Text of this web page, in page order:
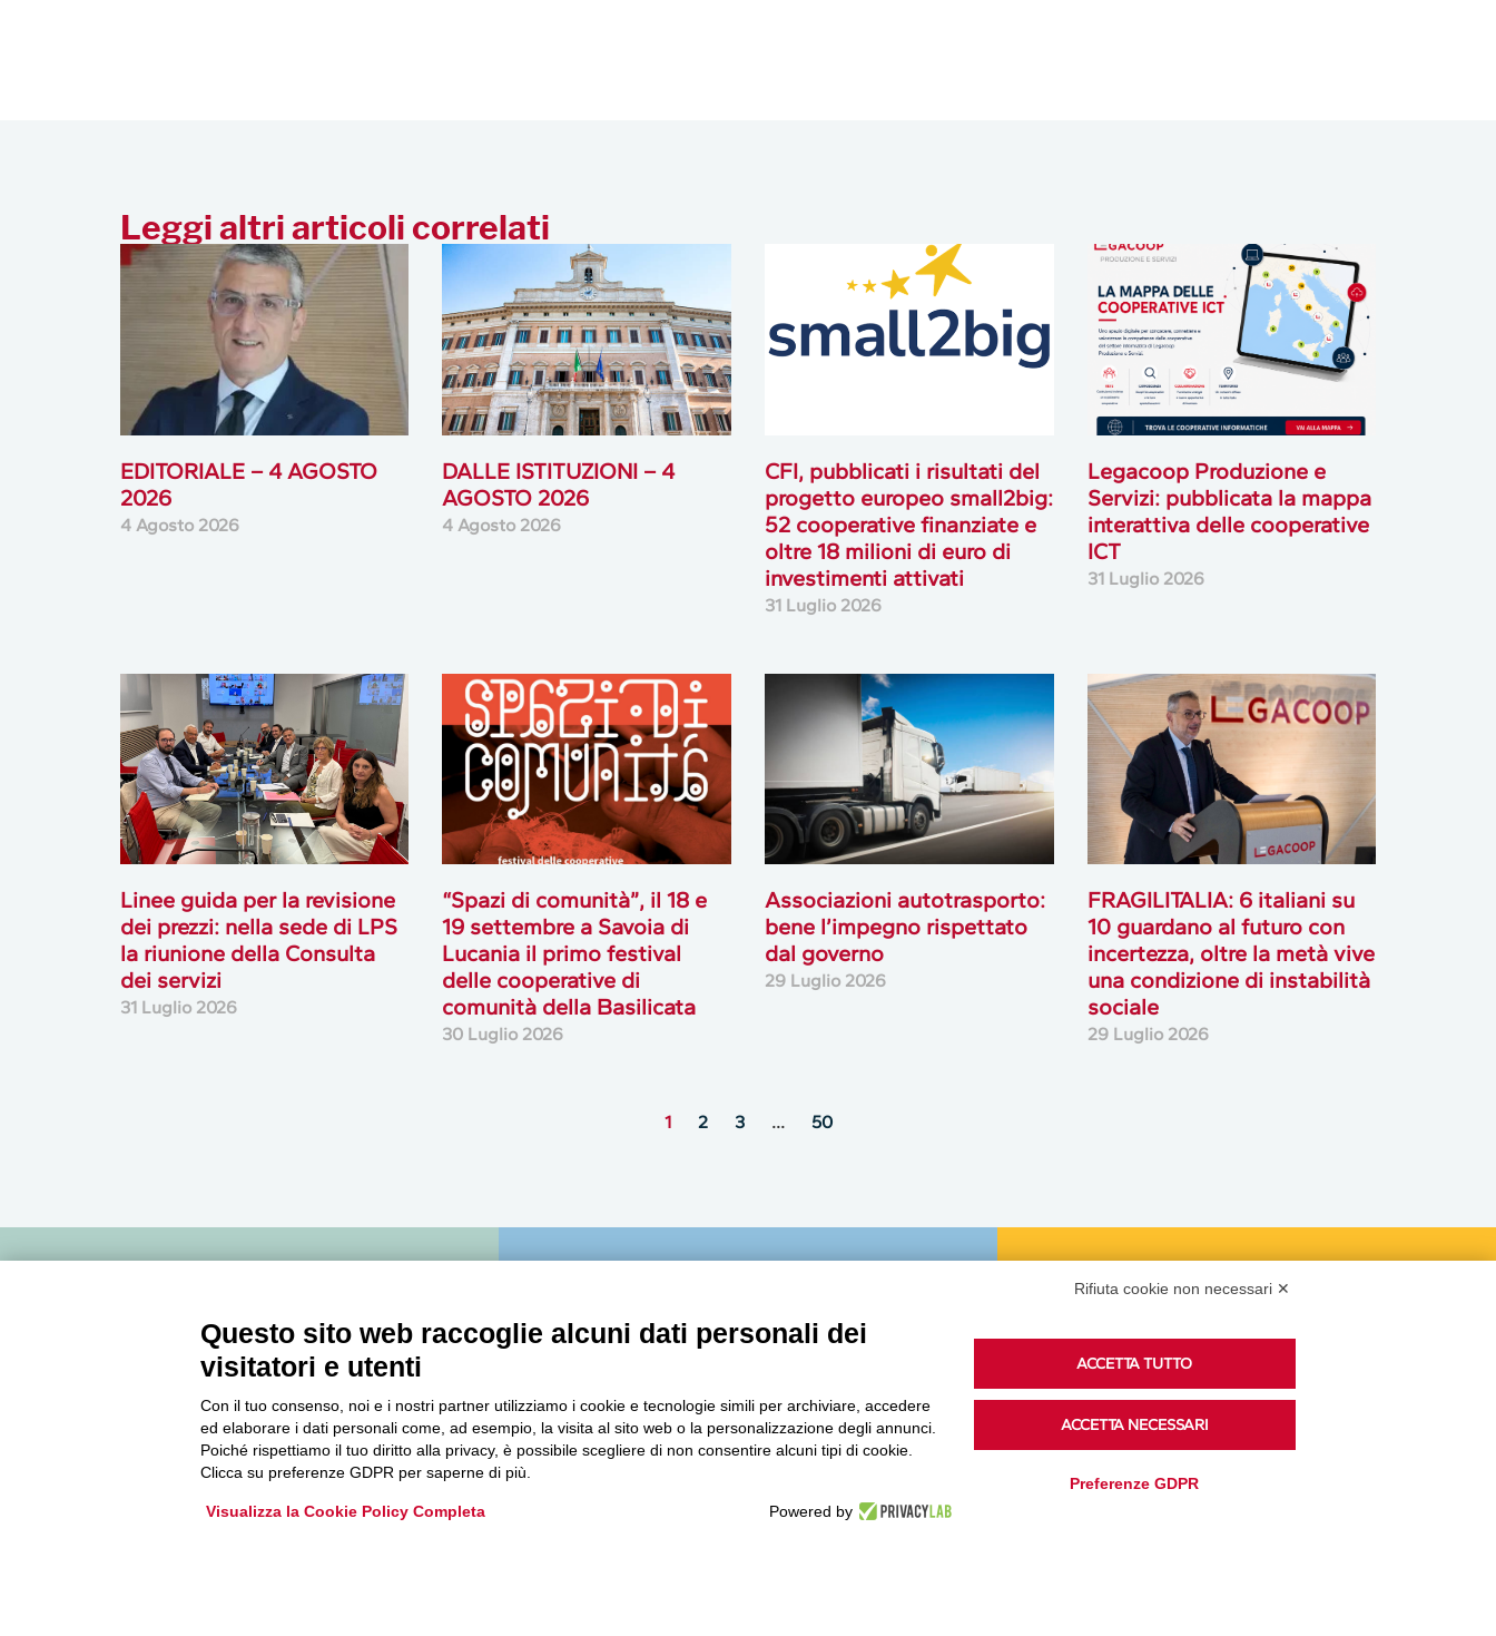
Leggi altri articoli correlati
EDITORIALE – 4 AGOSTO
2026
4 Agosto 2026
DALLE ISTITUZIONI – 4
AGOSTO 2026
4 Agosto 2026
CFI, pubblicati i risultati del
progetto europeo small2big:
52 cooperative finanziate e
oltre 18 milioni di euro di
investimenti attivati
31 Luglio 2026
Legacoop Produzione e
Servizi: pubblicata la mappa
interattiva delle cooperative
ICT
31 Luglio 2026
Linee guida per la revisione
dei prezzi: nella sede di LPS
la riunione della Consulta
dei servizi
31 Luglio 2026
“Spazi di comunità”, il 18 e
19 settembre a Savoia di
Lucania il primo festival
delle cooperative di
comunità della Basilicata
30 Luglio 2026
Associazioni autotrasporto:
bene l’impegno rispettato
dal governo
29 Luglio 2026
FRAGILITALIA: 6 italiani su
10 guardano al futuro con
incertezza, oltre la metà vive
una condizione di instabilità
sociale
29 Luglio 2026
1 2 3 … 50
Accedi o iscriviti alla nostra Newsletter Legacoop
mondo della cooperazione.
Guarda i nostri video, storie e webinar.
Podcast
Ascolta i podcast di approfondimento di Legacoop
su Spreaker.
Rifiuta cookie non necessari ✕
Questo sito web raccoglie alcuni dati personali dei
visitatori e utenti
Con il tuo consenso, noi e i nostri partner utilizziamo i cookie e tecnologie simili per archiviare, accedere
ed elaborare i dati personali come, ad esempio, la visita al sito web o la personalizzazione degli annunci.
Poiché rispettiamo il tuo diritto alla privacy, è possibile scegliere di non consentire alcuni tipi di cookie.
Clicca su preferenze GDPR per saperne di più.
Visualizza la Cookie Policy Completa Powered by
ACCETTA TUTTO
ACCETTA NECESSARI
Preferenze GDPR